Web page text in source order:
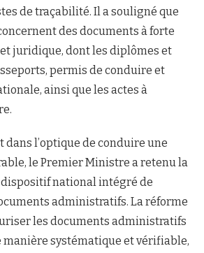
de traçabilité. Il a souligné que
des documents à forte
juridique, dont les diplômes et
permis de conduire et
ainsi que les actes à
dans l’optique de conduire une
le Premier Ministre a retenu la
dispositif national intégré de
administratifs. La réforme
les documents administratifs
manière systématique et vérifiable,